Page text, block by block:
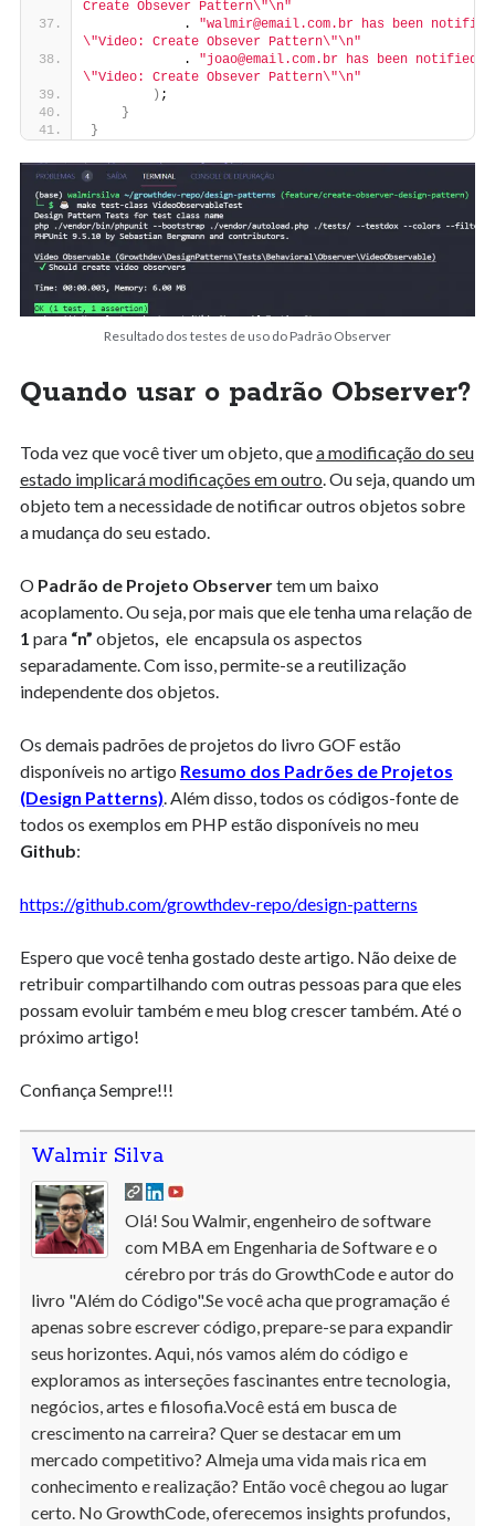
Create Obsever Pattern\"\n"
            .
"walmir@email.com.br has been
\"Video: Create Obsever Pattern\"\n"
            .
"joao@email.com.br has been notified
\"Video: Create Obsever Pattern\"\n"
) ;
}
}
Resultado dos testes de uso do Padrão Observer
Quando usar o padrão Observer?
Toda vez que você tiver um objeto, quea modificação do seu
estado implicará modificações em outro. Ou seja, quando um
objeto tem a necessidade de notificar outros objetos sobre
a mudança do seu estado.
O Padrão de Projeto Observertem um baixo
acoplamento. Ou seja, por mais que ele tenha uma relação de
1 para “n” objetos, ele encapsula os aspectos
separadamente. Com isso, permite-se a reutilização
independente dos objetos.
Os demais padrões de projetos do livro GOF estão
disponíveis no artigo Resumo dos Padrões de Projetos
(Design Patterns). Além disso, todos os códigos-fonte de
todos os exemplos em PHP estão disponíveis no meu
Github:
https://github.com/growthdev-repo/design-patterns
Espero que você tenha gostado deste artigo. Não deixe de
retribuir compartilhando com outras pessoas para que eles
possam evoluir também e meu blog crescer também. Até o
próximo artigo!
Confiança Sempre!!!
Walmir Silva
Olá! Sou Walmir, engenheiro de software
com MBA em Engenharia de Software e o
cérebro por trás do GrowthCode e autor do
livro "Além do Código".Se você acha que programação é
apenas sobre escrever código, prepare-se para expandir
seus horizontes. Aqui, nós vamos além do código e
exploramos as interseções fascinantes entre tecnologia,
negócios, artes e filosofia.Você está em busca de
crescimento na carreira? Quer se destacar em um
mercado competitivo? Almeja uma vida mais rica em
conhecimento e realização? Então você chegou ao lugar
certo. No GrowthCode, oferecemos insights profundos,